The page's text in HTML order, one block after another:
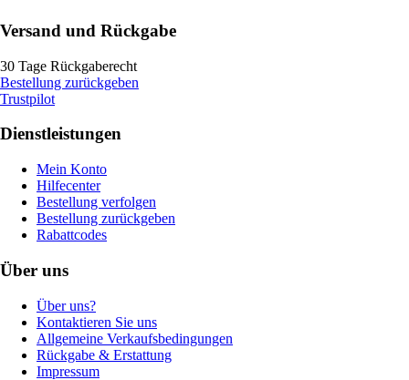
Versand und Rückgabe
30 Tage Rückgaberecht
Bestellung zurückgeben
Trustpilot
Dienstleistungen
Mein Konto
Hilfecenter
Bestellung verfolgen
Bestellung zurückgeben
Rabattcodes
Über uns
Über uns?
Kontaktieren Sie uns
Allgemeine Verkaufsbedingungen
Rückgabe & Erstattung
Impressum